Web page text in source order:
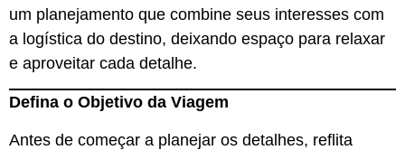
um planejamento que combine seus interesses com
a logística do destino, deixando espaço para relaxar
e aproveitar cada detalhe.
Defina o Objetivo da Viagem
Antes de começar a planejar os detalhes, reflita